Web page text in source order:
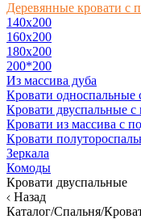
Деревянные кровати с
140x200
160х200
180х200
200*200
Из массива дуба
Кровати
Кровати двуспальные
Кровати из массива с
Кровати
Зеркала
Комоды
Кровати двуспальные
Назад
Каталог/Спальня/